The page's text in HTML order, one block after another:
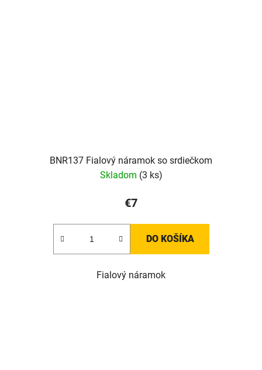
BNR137 Fialový náramok so srdiečkom
Skladom (3 ks)
€7
DO KOŠÍKA
Fialový náramok